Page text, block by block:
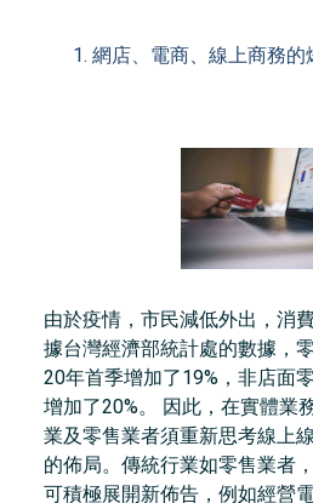
網店、電商、線上商務的
由於疫情，市民減低外出，消
據台灣經濟部統計處的數據，
20年首季增加了19%，非店面
增加了20%。 因此，在實體業
業及零售業者須重新思考線上
的佈局。傳統行業如零售業者
可積極展開新佈告，例如經營